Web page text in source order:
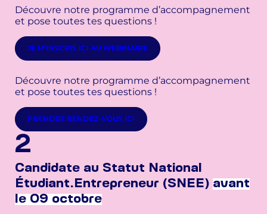
Découvre notre programme d’accompagnement
et pose toutes tes questions !
JE M’INSCRIS ICI AU WEBINAIRE
Découvre notre programme d’accompagnement
et pose toutes tes questions !
PRENDRE RENDEZ-VOUS ICI
2
Candidate au Statut National
Étudiant.Entrepreneur (SNEE) avant
le 09 octobre